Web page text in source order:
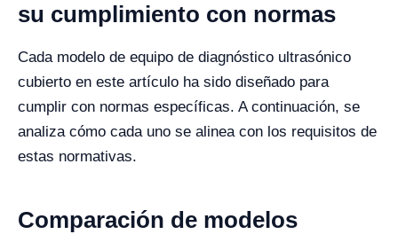
su cumplimiento con normas
Cada modelo de equipo de diagnóstico ultrasónico
cubierto en este artículo ha sido diseñado para
cumplir con normas específicas. A continuación, se
analiza cómo cada uno se alinea con los requisitos de
estas normativas.
Comparación de modelos